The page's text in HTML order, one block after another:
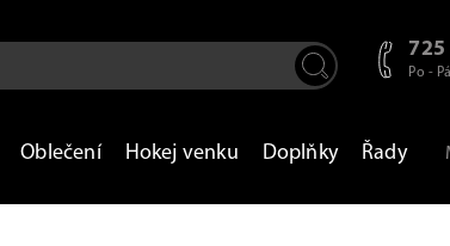
725
Po -
Oblečení Hokej venku Doplňky Řady